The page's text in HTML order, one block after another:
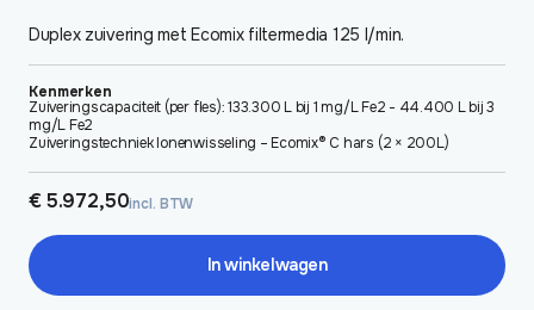
Duplex zuivering met Ecomix filtermedia 125 l/min.
Kenmerken
Zuiveringscapaciteit (per fles): 133.300 L bij 1 mg/L Fe2 - 44.400 L bij 3
mg/L Fe2
Zuiveringstechniek Ionenwisseling – Ecomix® C hars (2 × 200L)
€5.972,50incl. BTW
In winkelwagen